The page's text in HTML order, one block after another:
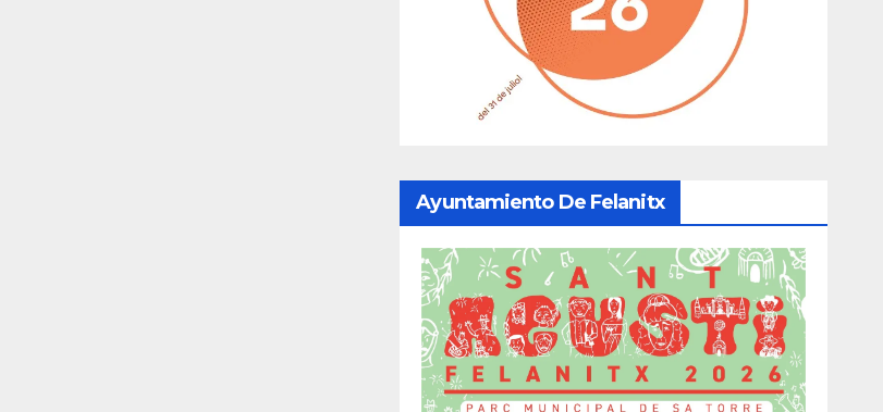
Ayuntamiento De Felanitx